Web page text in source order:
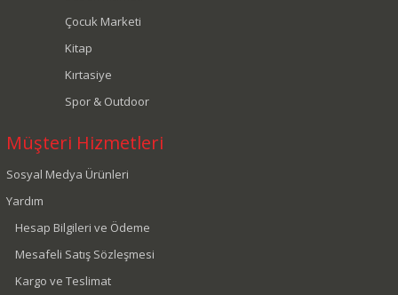
Çocuk Marketi
Kitap
Kırtasiye
Spor & Outdoor
Müşteri Hizmetleri
Sosyal Medya Ürünleri
Yardım
Hesap Bilgileri ve Ödeme
Mesafeli Satış Sözleşmesi
Kargo ve Teslimat